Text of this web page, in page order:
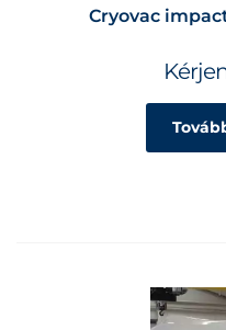
Cryovac